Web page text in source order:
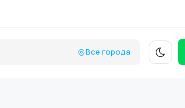
Все города